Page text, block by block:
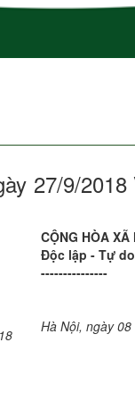
27/9/
CỘNG HÒA XÃ
Độc lập - Tự
---------------
Hà Nội, ngày08